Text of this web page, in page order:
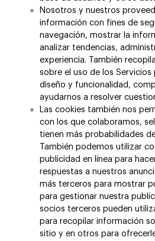
Nosotros y nuestros
información con fines de
navegación, mostrar la
analizar tendencias,
experiencia. También
sobre el uso de los
diseño y funcionalidad,
ayudarnos a resolver
Las cookies también nos
con los que colaboramos,
tienen más probabilidades
También podemos utilizar
publicidad en línea para
respuestas a nuestros
más terceros para mostrar
para gestionar nuestra
socios terceros pueden
para recopilar información
sitio y en otros para